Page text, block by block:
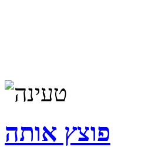
פוצץ אותה